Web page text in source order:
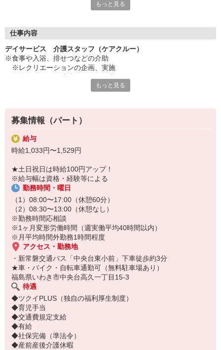
・キャリアアップ支援制度を活用して働きながら資格取得が可能
・ツクイ独自の福祉厚生制度でプライベートも充実
・子育て支援の福利厚生制度あり！子育てと仕事の両立を応援◎
・スタッフ何でも相談窓口やライフキャリア相談など、各相談窓
口あり
◇頑張った分、スタッフに還元！
・パートは特別手当の支給あり
もっと見る
仕事内容
デイサービス 介護スタッフ（ケアクルー）
※食事や入浴、排せつなどの介助
※レクリエーションの企画、実施
★＼サービス・職種の魅力／
「今私たちに求められていることは何だろう」「どんな工夫をした
ら喜んでいただけるだろう」他職種で連携しながら創意工夫し支援
していきます。感謝の言葉を直接いただけたり、信頼関係を築いて
いくことができます。日勤のみで働け介護度も比較的高くないた
もっと見る
募集情報（パート）
給与
時給1,033円〜1,529円
★土日祝日は時給100円アップ！
※給与幅は資格・経験等による
勤務時間・曜日
（1）08:00〜17:00（休憩60分）
（2）08:30〜13:00（休憩なし）
※勤務時間応相談
※1ヶ月変形労働時間（週実働平均40時間以内）
※月平均時間外勤務1時間程度
アクセス・勤務地
・新常磐交通バス「中央台東小前」下車徒歩約3分
★車・バイク・自転車通勤可（無料駐車場あり）
福島県いわき市中央台高久一丁目15-3
待遇
◆ツクイPLUS（独自の福利厚生制度）
◆育児手当
◆交通費規定支給
◆有給
◆社保完備（準法令）
◆産前産後介護休暇